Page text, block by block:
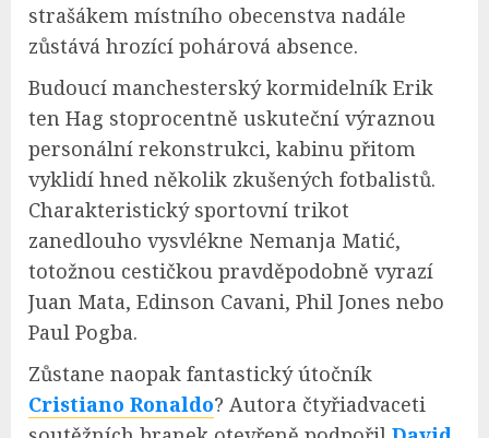
strašákem místního obecenstva nadále
zůstává hrozící pohárová absence.
Budoucí manchesterský kormidelník Erik
ten Hag stoprocentně uskuteční výraznou
personální rekonstrukci, kabinu přitom
vyklidí hned několik zkušených fotbalistů.
Charakteristický sportovní trikot
zanedlouho vysvlékne Nemanja Matić,
totožnou cestičkou pravděpodobně vyrazí
Juan Mata, Edinson Cavani, Phil Jones nebo
Paul Pogba.
Zůstane naopak fantastický útočník
Cristiano Ronaldo? Autora čtyřiadvaceti